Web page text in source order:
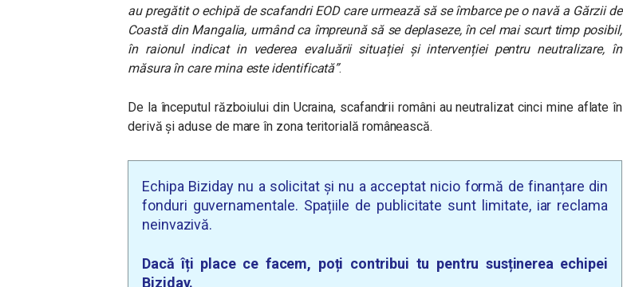
au pregătit o echipă de scafandri EOD care urmează să se îmbarce pe o navă a Gărzii de
Coastă din Mangalia, urmând ca împreună să se deplaseze, în cel mai scurt timp posibil,
în raionul indicat in vederea evaluării situației și intervenției pentru neutralizare, în
măsura în care mina este identificată”.
De la începutul războiului din Ucraina, scafandrii români au neutralizat cinci mine aflate în
derivă și aduse de mare în zona teritorială românească.
Echipa Biziday nu a solicitat și nu a acceptat nicio formă de finanțare din
fonduri guvernamentale. Spațiile de publicitate sunt limitate, iar reclama
neinvazivă.
Dacă îți place ce facem, poți contribui tu pentru susținerea echipei
Biziday.